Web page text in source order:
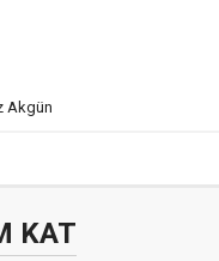
Akgün
KAT